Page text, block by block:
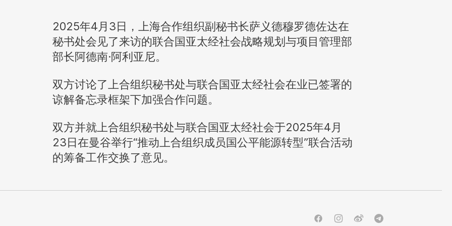
2025年4月3日，上海合作组织副秘书长萨义德穆罗德佐达在
秘书处会见了来访的联合国亚太经社会战略规划与项目管理部
部长阿德南·阿利亚尼。
双方讨论了上合组织秘书处与联合国亚太经社会在业已签署的
谅解备忘录框架下加强合作问题。
双方并就上合组织秘书处与联合国亚太经社会于2025年4月
23日在曼谷举行“推动上合组织成员国公平能源转型”联合活动
的筹备工作交换了意见。